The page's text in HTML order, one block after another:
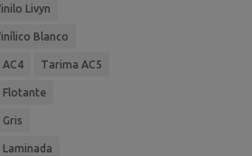
Livyn
Blanco
Tarima AC5
Flotante